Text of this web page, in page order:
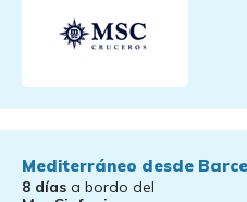
Mediterráneo desde
8 días a bordo del